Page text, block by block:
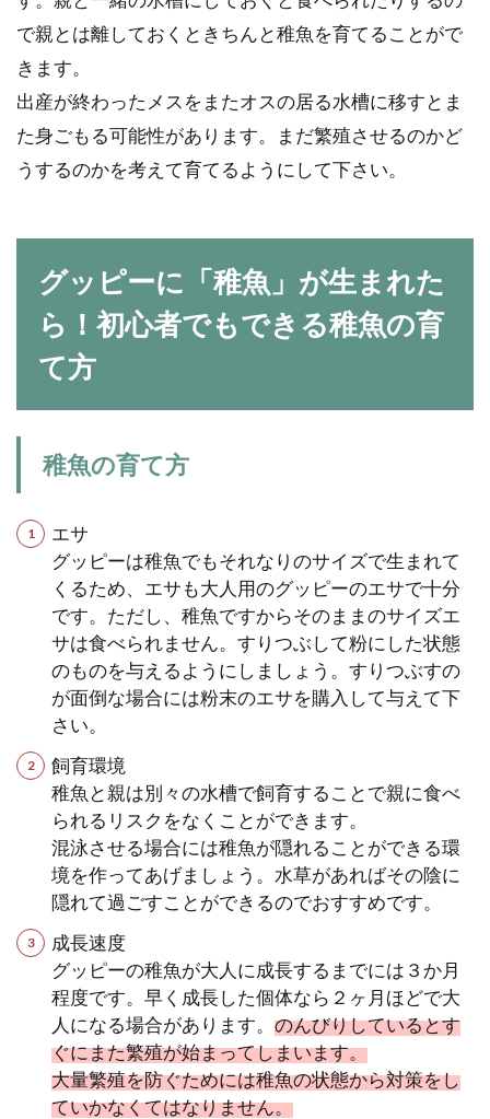
で親とは離しておくときちんと稚魚を育てることがで
きます。
出産が終わったメスをまたオスの居る水槽に移すとま
た身ごもる可能性があります。まだ繁殖させるのかど
うするのかを考えて育てるようにして下さい。
グッピーに「稚魚」が生まれた
ら！初心者でもできる稚魚の育
て方
稚魚の育て方
エサ
グッピーは稚魚でもそれなりのサイズで生まれて
くるため、エサも大人用のグッピーのエサで十分
です。ただし、稚魚ですからそのままのサイズエ
サは食べられません。すりつぶして粉にした状態
のものを与えるようにしましょう。すりつぶすの
が面倒な場合には粉末のエサを購入して与えて下
さい。
飼育環境
稚魚と親は別々の水槽で飼育することで親に食べ
られるリスクをなくことができます。
混泳させる場合には稚魚が隠れることができる環
境を作ってあげましょう。水草があればその陰に
隠れて過ごすことができるのでおすすめです。
成長速度
グッピーの稚魚が大人に成長するまでには３か月
程度です。早く成長した個体なら２ヶ月ほどで大
人になる場合があります。のんびりしているとす
ぐにまた繁殖が始まってしまいます。
大量繁殖を防ぐためには稚魚の状態から対策をし
ていかなくてはなりません。